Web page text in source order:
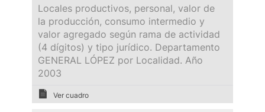
Locales productivos, personal, valor de
la producción, consumo intermedio y
valor agregado según rama de actividad
(4 dígitos) y tipo jurídico. Departamento
GENERAL LÓPEZ por Localidad. Año
2003
Ver cuadro